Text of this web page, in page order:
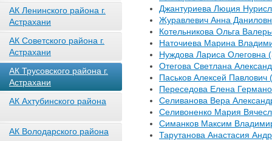
АК Ленинского района г.
Астрахани
АК Советского района г.
Астрахани
АК Трусовского района г.
Астрахани
АК Ахтубинского района
АК Володарского района
Джантуриева Люция
Журавлевич Анна
Котельникова Ольга
Наточиева Марина
Нуждова Лариса Олеговна
Отегова Светлана
Паськов Алексей Павлович
Переседова Елена
Селиванова Вера
Селивоненко Мария
Симанков Максим
Тарутанова Анастасия